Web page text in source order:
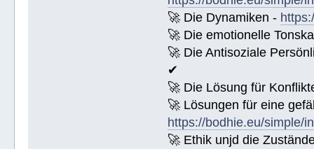
🚀 Die Dynamiken -
🚀 Die emotionelle
🚀 Die Antisoziale
✔
🚀 Die Lösung für
🚀 Lösungen für eine
https://bodhie.eu/simple/
🚀 Ethik unjd die